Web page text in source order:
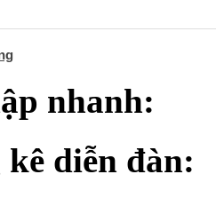
nhanh:
diễn đàn: